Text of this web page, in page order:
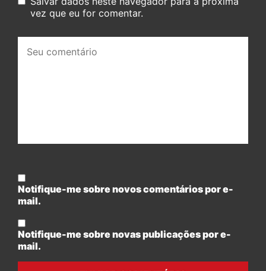
vez que eu for comentar.
comentário:
Notifique-me sobre novos comentários por e-
mail.
Notifique-me sobre novas publicações por e-
mail.